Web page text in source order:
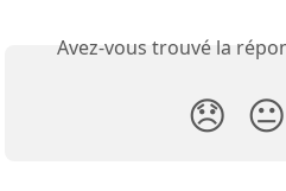
Avez-vous trouvé la
😞 😐